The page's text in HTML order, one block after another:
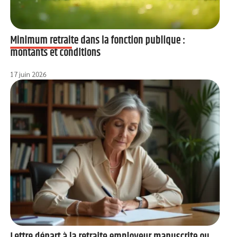
Minimum retraite dans la fonction publique :
montants et conditions
17 juin 2026